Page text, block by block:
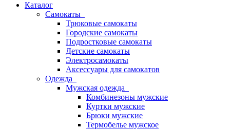
Каталог
Самокаты
Трюковые самокаты
Городские самокаты
Подростковые самокаты
Детские самокаты
Электросамокаты
Аксессуары для самокатов
Одежда
Мужская одежда
Комбинезоны мужские
Куртки мужские
Брюки мужские
Термобелье мужское